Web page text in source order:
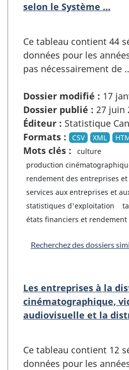
selon le Système …
Ce tableau contient 44
données pour les
pas nécessairement de
Dossier modifié : 17
Dossier publié : 27 juin
Éditeur : Statistique
Formats :
CSV XML
Mots clés :
culture
production
rendement des entreprises
services aux entreprises et
statistiques d'exploitation
états financiers et rendement
Recherchez des dossiers
Les entreprises à la
cinématographique,
audiovisuelle et la
Ce tableau contient 12
données pour les